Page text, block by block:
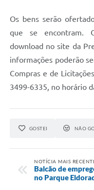
Os bens serão
que se encontram.
download no site da
informações poderão
Compras e de
3499-6335, no horário
GOSTEI NÃO
NOTÍCIA MAIS
Balcão de
no Parque